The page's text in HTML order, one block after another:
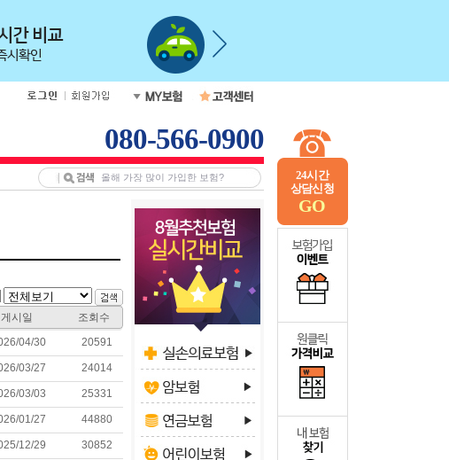
24시간
상담신청
GO
080-566-0900
게시일
조회수
04/30 20591
03/27 24014
03/03 25331
01/27 44880
12/29 30852